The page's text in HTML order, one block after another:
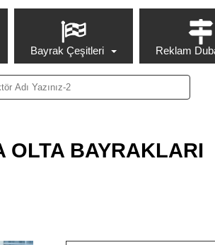
Bayrak Çeşitleri Reklam
OLTA BAYRAKLARI